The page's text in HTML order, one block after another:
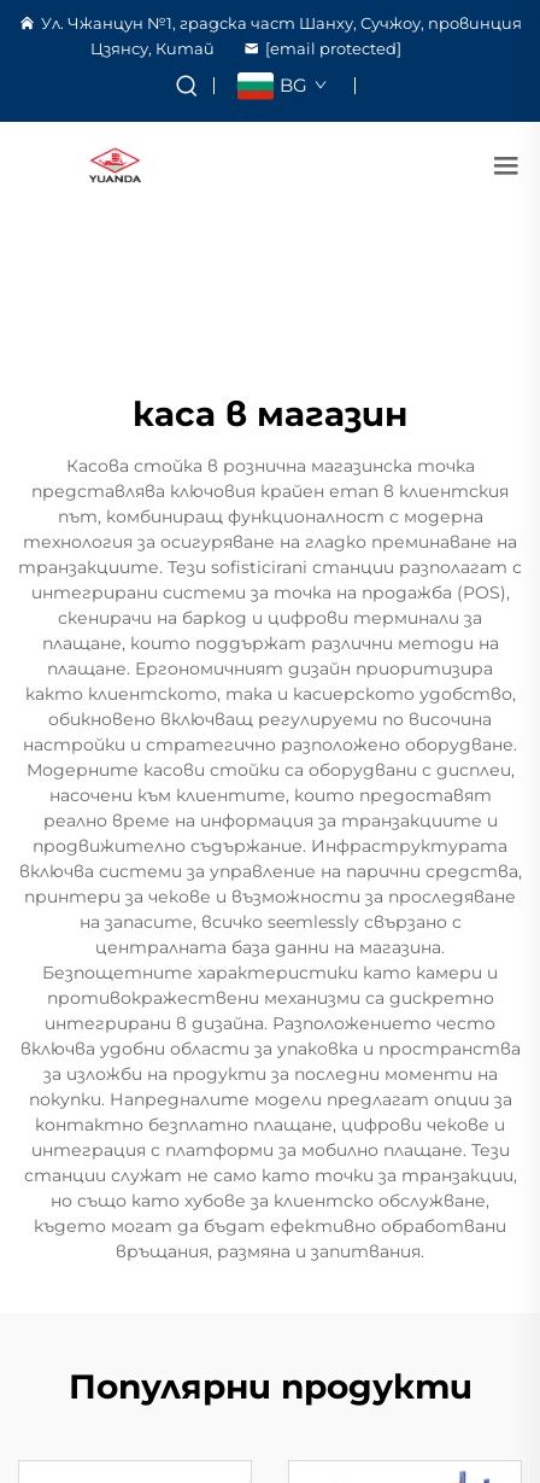
Ул. Чжанцун №1, градска част Шанху, Сучжоу, провинция
Цзянсу, Китай
[email protected]
BG
каса в магазин
Касова стойка в рознична магазинска точка
представлява ключовия крайен етап в клиентския
път, комбиниращ функционалност с модерна
технология за осигуряване на гладко преминаване на
транзакциите. Тези sofisticirani станции разполагат с
интегрирани системи за точка на продажба (POS),
скенирачи на баркод и цифрови терминали за
плащане, които поддържат различни методи на
плащане. Ергономичният дизайн приоритизира
както клиентското, така и касиерското удобство,
обикновено включващ регулируеми по височина
настройки и стратегично разположено оборудване.
Модерните касови стойки са оборудвани с дисплеи,
насочени към клиентите, които предоставят
реално време на информация за транзакциите и
продвижително съдържание. Инфраструктурата
включва системи за управление на парични средства,
принтери за чекове и възможности за проследяване
на запасите, всичко seemlessly свързано с
централната база данни на магазина.
Безпощетните характеристики като камери и
противокражествени механизми са дискретно
интегрирани в дизайна. Разположението често
включва удобни области за упаковка и пространства
за изложби на продукти за последни моменти на
покупки. Напредналите модели предлагат опции за
контактно безплатно плащане, цифрови чекове и
интеграция с платформи за мобилно плащане. Тези
станции служат не само като точки за транзакции,
но също като хубове за клиентско обслужване,
където могат да бъдат ефективно обработвани
връщания, размяна и запитвания.
Популярни продукти